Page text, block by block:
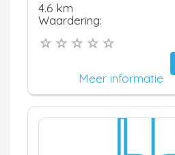
4.6 km
Waardering:
Meer informatie